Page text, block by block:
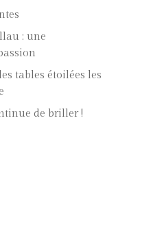
: une
tables étoilées les
de briller !